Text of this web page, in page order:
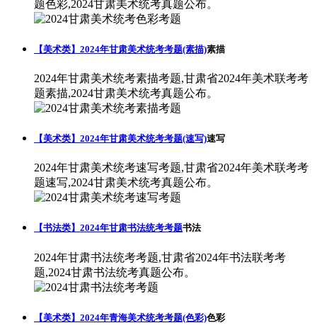
题色彩,2024甘肃美术统考真题公布。
【美术类】2024年甘肃美术统考考题(素描)素描
2024年甘肃美术统考素描考题,甘肃省2024年美术联考考
题素描,2024甘肃美术统考真题公布。
【美术类】2024年甘肃美术统考考题(速写)速写
2024年甘肃美术统考速写考题,甘肃省2024年美术联考考
题速写,2024甘肃美术统考真题公布。
【书法类】2024年甘肃书法统考考题书法
2024年甘肃书法统考考题,甘肃省2024年书法联考考
题,2024甘肃书法统考真题公布。
【美术类】2024年青海美术统考考题(色彩)色彩